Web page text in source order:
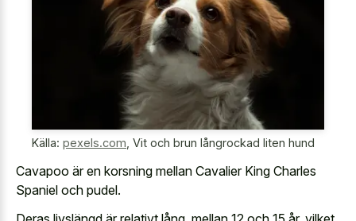
Källa: pexels.com, Vit och brun långrockad liten hund
Cavapoo är en korsning mellan Cavalier King Charles
Spaniel och pudel.